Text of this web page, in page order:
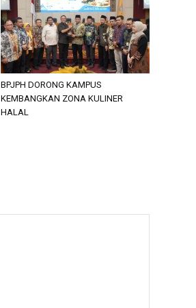
BPJPH DORONG KAMPUS
KEMBANGKAN ZONA KULINER
HALAL